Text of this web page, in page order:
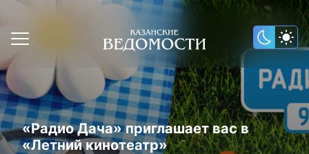
«Радио Дача» приглашает вас в
«Летний кинотеатр»